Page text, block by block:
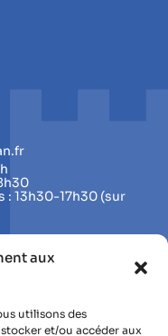
aux
utilisons des
et/ou accéder aux
13h30-17h30 (sur